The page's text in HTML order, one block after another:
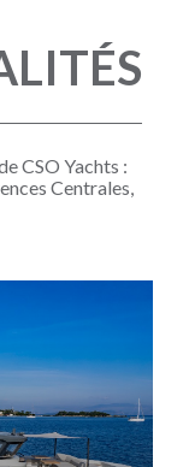
CSO Yachts :
Centrales,